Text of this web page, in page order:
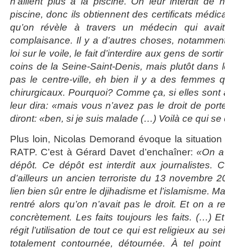
piscine, donc ils obtiennent des certificats
qu’on révèle à travers un médecin qui
complaisance. Il y a d’autres choses,
loi sur le voile, le fait d’interdire aux gens de
coins de la Seine-Saint-Denis, mais plutôt dans
pas le centre-ville, eh bien il y a des femmes
chirurgicaux. Pourquoi? Comme ça, si elles sont
leur dira: «mais vous n’avez pas le droit de
diront: «ben, si je suis malade (…) Voilà ce qui se
Plus loin, Nicolas Demorand évoque la
RATP. C’est à Gérard Davet d’enchaîner: «On
dépôt. Ce dépôt est interdit aux journalistes.
d’ailleurs un ancien terroriste du 13 novembre
lien bien sûr entre le djihadisme et l’islamisme.
rentré alors qu’on n’avait pas le droit. Et on a
concrètement. Les faits toujours les faits. (…)
régit l’utilisation de tout ce qui est religieux au
totalement contournée, détournée. À tel